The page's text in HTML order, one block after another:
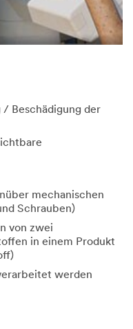
Beschädigung der
mechanischen
Schrauben)
von zwei
in einem Produkt
werden